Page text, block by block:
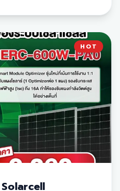
AC 30kW / Breaker 63A)
รรับประกัน:
10 ปี
นานสูงสุด 30 ปี
HOT